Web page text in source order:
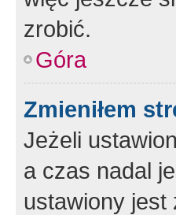
zrobić.
Góra
Zmieniłem
Jeżeli
a czas nadal
ustawiony jest